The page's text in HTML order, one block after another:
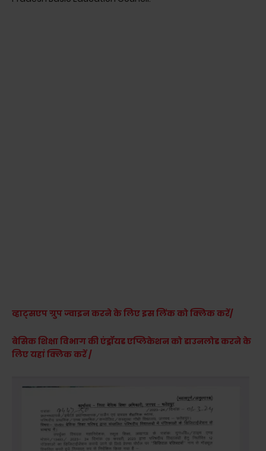
व्हाट्सएप ग्रुप ज्वाइन करने के लिए इस लिंक को क्लिक करें/
बेसिक शिक्षा विभाग की एंड्रॉयड एप्लिकेशन को डाउनलोड करने के
लिए यहां क्लिक करें /